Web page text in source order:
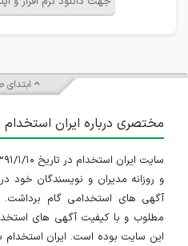
مختصری درباره ایران استخدام
و روزانه مدیران و نویسندگان
آگهی های استخدامی گام برداشت.
مطلوب و با کیفیت آگهی های
این سایت بوده است. ایران